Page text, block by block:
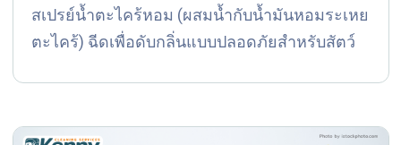
สเปรย์น้ำตะไคร้หอม (ผสมน้ำกับน้ำมันหอมระเหย
ตะไคร้) ฉีดเพื่อดับกลิ่นแบบปลอดภัยสำหรับสัตว์